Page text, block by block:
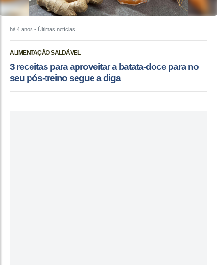
há 4 anos - Últimas notícias
ALIMENTAÇÃO SALDÁVEL
3 receitas para aproveitar a batata-doce para no
seu pós-treino segue a diga